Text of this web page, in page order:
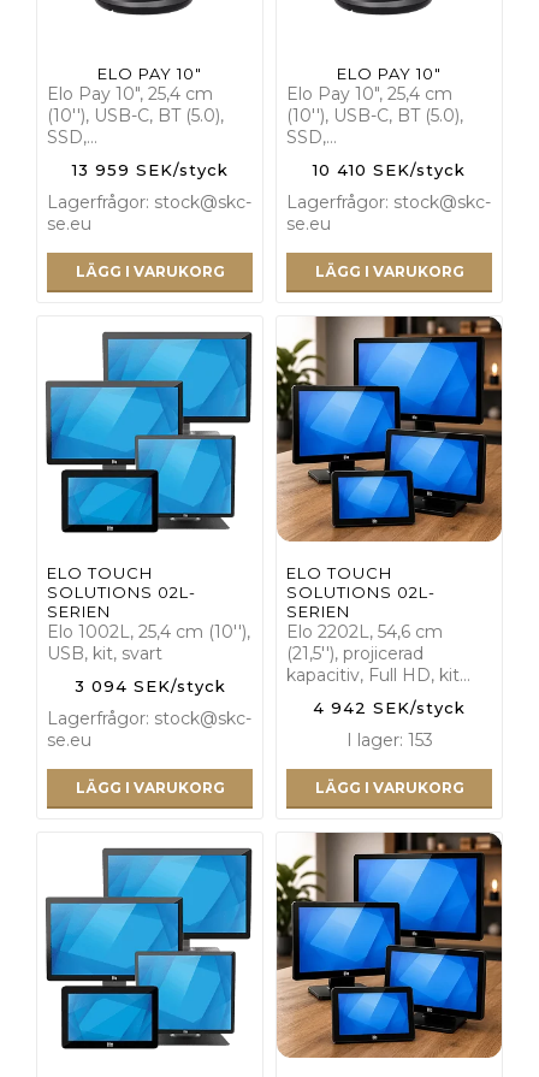
ELO PAY 10"
Elo Pay 10", 25,4 cm
(10''), USB-C, BT (5.0),
SSD,…
13 959 SEK/styck
Lagerfrågor: stock@skc-
se.eu
LÄGG I VARUKORG
ELO PAY 10"
Elo Pay 10", 25,4 cm
(10''), USB-C, BT (5.0),
SSD,…
10 410 SEK/styck
Lagerfrågor: stock@skc-
se.eu
LÄGG I VARUKORG
ELO TOUCH
SOLUTIONS 02L-
SERIEN
Elo 1002L, 25,4 cm (10''),
USB, kit, svart
3 094 SEK/styck
Lagerfrågor: stock@skc-
se.eu
LÄGG I VARUKORG
ELO TOUCH
SOLUTIONS 02L-
SERIEN
Elo 2202L, 54,6 cm
(21,5''), projicerad
kapacitiv, Full HD, kit…
4 942 SEK/styck
I lager: 153
LÄGG I VARUKORG